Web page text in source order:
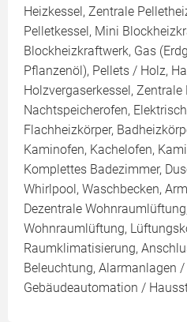
Heizkessel, Zentrale
Pelletkessel, Mini
Blockheizkraftwerk, Gas
Pflanzenöl), Pellets / Holz,
Holzvergaserkessel,
Nachtspeicherofen,
Flachheizkörper,
Kaminofen, Kachelofen,
Komplettes Badezimmer,
Whirlpool, Waschbecken,
Dezentrale
Wohnraumlüftung,
Raumklimatisierung,
Beleuchtung, Alarmanlagen
Gebäudeautomation /